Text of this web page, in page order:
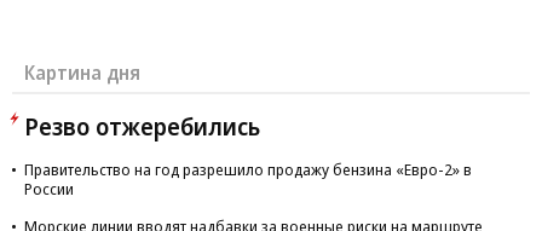
Картина дня
Резво отжеребились
Правительство на год разрешило продажу бензина «Евро-2» в
России
Морские линии вводят надбавки за военные риски на маршруте